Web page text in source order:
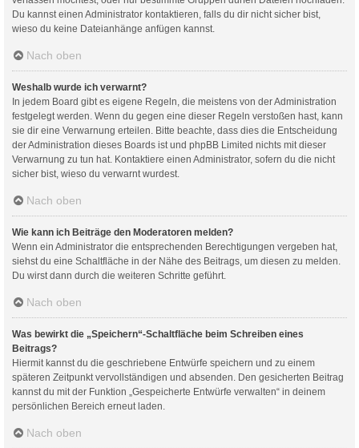
Du kannst einen Administrator kontaktieren, falls du dir nicht sicher bist,
wieso du keine Dateianhänge anfügen kannst.
Nach oben
Weshalb wurde ich verwarnt?
In jedem Board gibt es eigene Regeln, die meistens von der Administration
festgelegt werden. Wenn du gegen eine dieser Regeln verstoßen hast, kann
sie dir eine Verwarnung erteilen. Bitte beachte, dass dies die Entscheidung
der Administration dieses Boards ist und phpBB Limited nichts mit dieser
Verwarnung zu tun hat. Kontaktiere einen Administrator, sofern du die nicht
sicher bist, wieso du verwarnt wurdest.
Nach oben
Wie kann ich Beiträge den Moderatoren melden?
Wenn ein Administrator die entsprechenden Berechtigungen vergeben hat,
siehst du eine Schaltfläche in der Nähe des Beitrags, um diesen zu melden.
Du wirst dann durch die weiteren Schritte geführt.
Nach oben
Was bewirkt die „Speichern“-Schaltfläche beim Schreiben eines
Beitrags?
Hiermit kannst du die geschriebene Entwürfe speichern und zu einem
späteren Zeitpunkt vervollständigen und absenden. Den gesicherten Beitrag
kannst du mit der Funktion „Gespeicherte Entwürfe verwalten“ in deinem
persönlichen Bereich erneut laden.
Nach oben